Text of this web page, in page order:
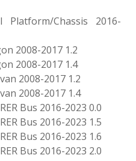
Platform/Chassis 2016-
2008-2017 1.2
2008-2017 1.4
2008-2017 1.2
2008-2017 1.4
Bus 2016-2023 0.0
Bus 2016-2023 1.5
Bus 2016-2023 1.6
Bus 2016-2023 2.0